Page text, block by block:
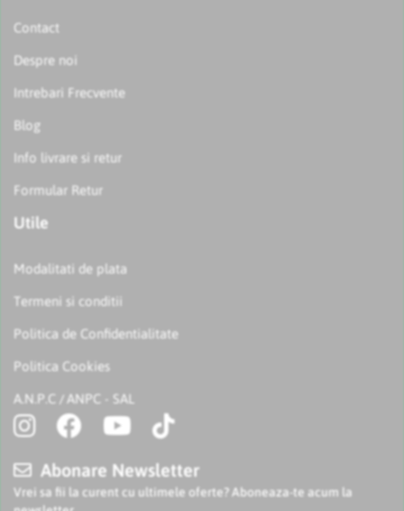
Contact
Despre noi
Intrebari Frecvente
Blog
Info livrare si retur
Formular Retur
Utile
Modalitati de plata
Termeni si conditii
Politica de Confidentialitate
Politica Cookies
A.N.P.C / ANPC - SAL
Abonare Newsletter
Vrei sa fii la curent cu ultimele oferte? Aboneaza-te acum la